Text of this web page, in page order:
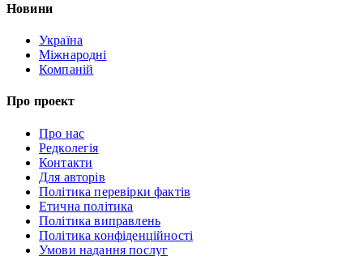
Новини
Україна
Міжнародні
Компаній
Про проект
Про нас
Редколегія
Контакти
Для авторів
Політика перевірки фактів
Етична політика
Політика виправлень
Політика конфіденційності
Умови надання послуг